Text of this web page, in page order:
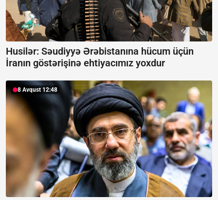
Husilər: Səudiyyə Ərəbistanına hücum üçün
İranın göstərişinə ehtiyacımız yoxdur
8 Avqust 12:48